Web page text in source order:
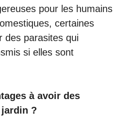
pour les humains
certaines
des parasites qui
si elles sont
à avoir des
jardin ?